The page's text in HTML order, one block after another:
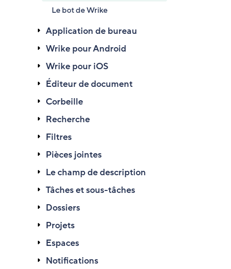
Le bot de Wrike
Application de bureau
Wrike pour Android
Wrike pour iOS
Éditeur de document
Corbeille
Recherche
Filtres
Pièces jointes
Le champ de description
Tâches et sous-tâches
Dossiers
Projets
Espaces
Notifications